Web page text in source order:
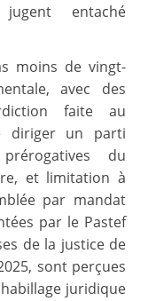
entaché
moins de vingt-
avec des
faite au
diriger un parti
du
et limitation à
par mandat
par le Pastef
de la justice de
sont perçues
juridique